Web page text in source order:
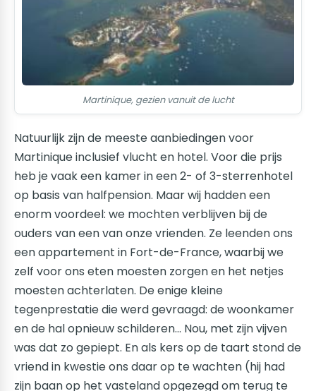
Martinique, gezien vanuit de lucht
Natuurlijk zijn de meeste aanbiedingen voor
Martinique inclusief vlucht en hotel. Voor die prijs
heb je vaak een kamer in een 2- of 3-sterrenhotel
op basis van halfpension. Maar wij hadden een
enorm voordeel: we mochten verblijven bij de
ouders van een van onze vrienden. Ze leenden ons
een appartement in Fort-de-France, waarbij we
zelf voor ons eten moesten zorgen en het netjes
moesten achterlaten. De enige kleine
tegenprestatie die werd gevraagd: de woonkamer
en de hal opnieuw schilderen... Nou, met zijn vijven
was dat zo gepiept. En als kers op de taart stond de
vriend in kwestie ons daar op te wachten (hij had
zijn baan op het vasteland opgezegd om terug te